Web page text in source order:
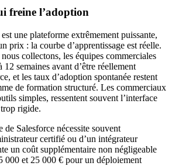
freine l’adoption
une plateforme extrêmement puissante,
prix : la courbe d’apprentissage est réelle.
collectons, les équipes commerciales
semaines avant d’être réellement
et les taux d’adoption spontanée restent
de formation structuré. Les commerciaux
simples, ressentent souvent l’interface
rigide.
Salesforce nécessite souvent
certifié ou d’un intégrateur
un coût supplémentaire non négligeable
000 et 25 000 € pour un déploiement